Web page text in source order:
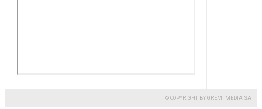
© COPYRIGHT BY GREMI MEDIA SA